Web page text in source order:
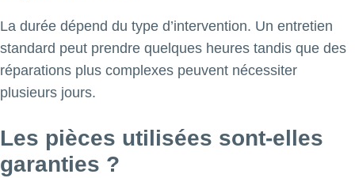
La durée dépend du type d’intervention. Un entretien
standard peut prendre quelques heures tandis que des
réparations plus complexes peuvent nécessiter
plusieurs jours.
Les pièces utilisées sont-elles
garanties ?